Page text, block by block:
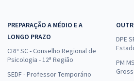
PREPARAÇÃO A MÉDIO E A
LONGO PRAZO
CRP SC - Conselho Regional de
Psicologia - 12ª Região
SEDF - Professor Temporário
DPE
PM